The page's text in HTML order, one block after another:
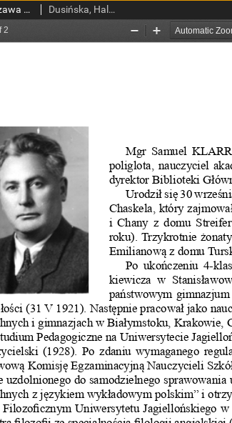
Mgr Samuel Klarreich (1902-1976) Warszawa – AM Dusińska, Halina